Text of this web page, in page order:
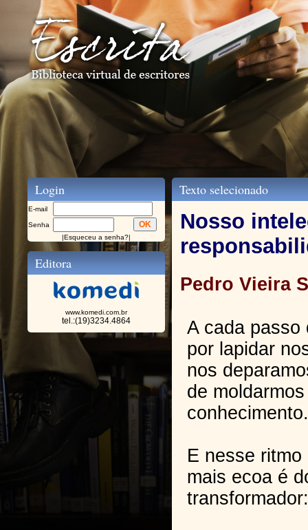
Login
E-mail
Senha
|Esqueceu a senha?|
Editora
www.komedi.com.br
tel.:(19)3234.4864
Texto selecionado
Nosso
Pedro Vieira
A cada passo
por lapidar
nos
de
conhecimento.
E nesse
mais ecoa é